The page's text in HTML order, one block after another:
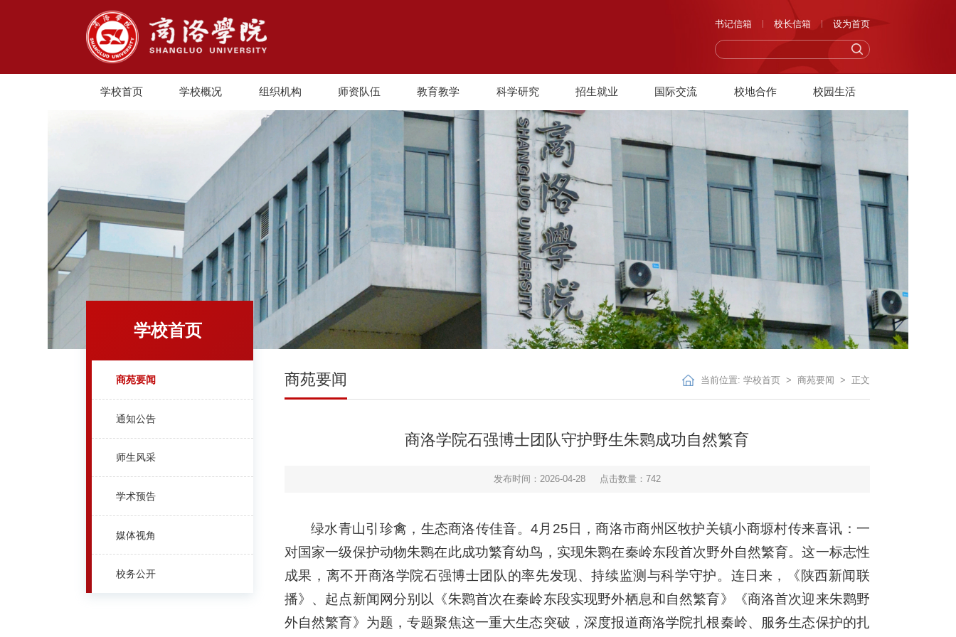
书记信箱 校长信箱 设为首页
学校首页 学校概况 组织机构 师资队伍 教育教学 科学研究 招生就业 国际交流 校地合作 校园生活
学校首页
商苑要闻
通知公告
师生风采
学术预告
媒体视角
校务公开
商苑要闻 当前位置:学校首页 > 商苑要闻 > 正文
商洛学院石强博士团队守护野生朱鹮成功自然繁育
发布时间：2026-04-28 点击数量： 742
绿水青山引珍禽，生态商洛传佳音。4月25日，商洛市商州区牧护关镇小商塬村传来喜讯：一
对国家一级保护动物朱鹮在此成功繁育幼鸟，实现朱鹮在秦岭东段首次野外自然繁育。这一标志性
成果，离不开商洛学院石强博士团队的率先发现、持续监测与科学守护。连日来，《陕西新闻联
播》、起点新闻网分别以《朱鹮首次在秦岭东段实现野外栖息和自然繁育》《商洛首次迎来朱鹮野
外自然繁育》为题，专题聚焦这一重大生态突破，深度报道商洛学院扎根秦岭、服务生态保护的扎